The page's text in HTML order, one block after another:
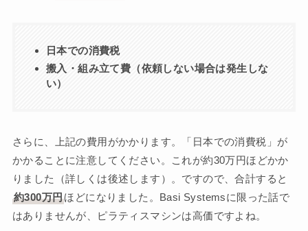
日本での消費税
搬入・組み立て費（依頼しない場合は発生しな
い）
さらに、上記の費用がかかります。「日本での消費税」が
かかることに注意してください。これが約30万円ほどかか
りました（詳しくは後述します）。ですので、合計すると
約300万円ほどになりました。Basi Systemsに限った話で
はありませんが、ピラティスマシンは高価ですよね。